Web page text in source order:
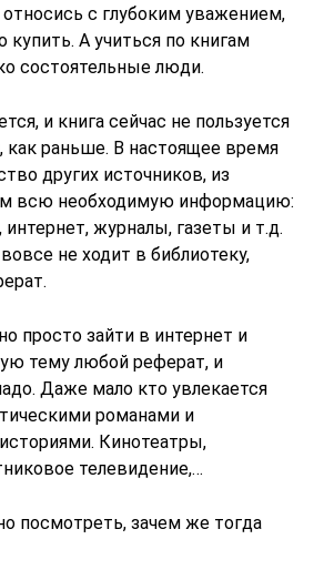
с глубоким уважением,
купить. А учиться по книгам
состоятельные люди.
и книга сейчас не пользуется
раньше. В настоящее время
других источников, из
всю необходимую информацию:
интернет, журналы, газеты и т.д.
не ходит в библиотеку,
просто зайти в интернет и
тему любой реферат, и
Даже мало кто увлекается
романами и
Кинотеатры,
телевидение,…
посмотреть, зачем же тогда